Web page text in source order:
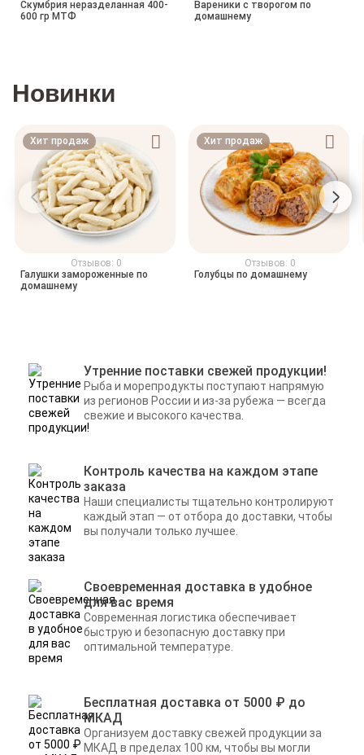
Скумбрия неразделанная 400-
600 гр МТФ
Вареники с творогом по
домашнему
Новинки
Хит продаж
Отзывов: 0
Галушки замороженные по
домашнему
Хит продаж
Отзывов: 0
Голубцы по домашнему
Утренние поставки свежей продукции!
Рыба и морепродукты поступают напрямую
из регионов России и из-за рубежа — всегда
свежие и высокого качества.
Контроль качества на каждом этапе
заказа
Наши специалисты тщательно контролируют
каждый этап — от отбора до доставки, чтобы
вы получали только лучшее.
Своевременная доставка в удобное
для вас время
Современная логистика обеспечивает
быструю и безопасную доставку при
оптимальной температуре.
Бесплатная доставка от 5000 ₽ до
МКАД
Организуем доставку свежей продукции за
МКАД в пределах 100 км, чтобы вы могли